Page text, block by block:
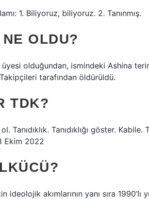
1. Biliyoruz, biliyoruz. 2. Tanınmış.
OLDU?
olduğundan, ismindeki Ashina
tarafından öldürüldü.
TDK?
Tanıdıklık. Tanıdıklığı göster. Kabile.
Ekim 2022
akımlarının yanı sıra 1990’lı